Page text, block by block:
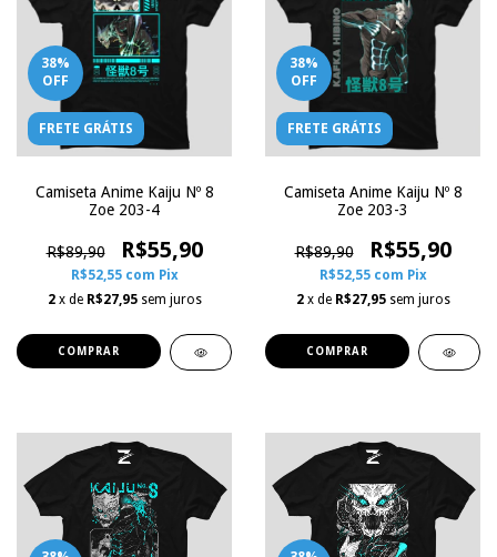
38%
OFF
FRETE GRÁTIS
Camiseta Anime Kaiju Nº 8
Zoe 203-4
R$89,90 R$55,90
R$52,55 com Pix
2 x de R$27,95 sem juros
COMPRAR
38%
OFF
FRETE GRÁTIS
Camiseta Anime Kaiju Nº 8
Zoe 203-3
R$89,90 R$55,90
R$52,55 com Pix
2 x de R$27,95 sem juros
COMPRAR